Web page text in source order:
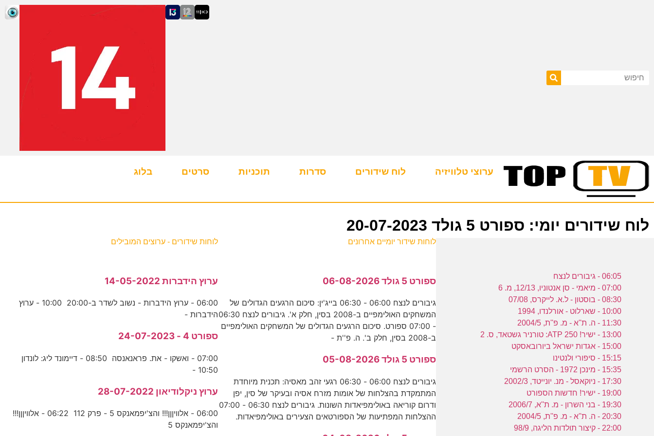
ערוצי טלוויזיה לוח שידורים סדרות תוכניות סרטים בלוג
לוח שידורים יומי: ספורט 5 גולד 20-07-2023
06:05 - גיבורים לנצח
07:00 - מיאמי - סן אנטוניו, 12/13, מ. 6
08:30 - בוסטון - ל.א. לייקרס, 07/08
10:00 - שארלוט - אורלנדו, 1994
11:30 - ה. ת''א - מ. פ''ת, 2004/5
13:00 - ישיר! ATP 250: טורניר גשטאד, ס. 2
15:00 - אגדות ישראל ביורובאסקט
15:15 - סיפורי ולנטינו
15:35 - מינכן 1972 - הסרט הרשמי
17:30 - ניוקאסל - מנ. יונייטד, 2002/3
19:00 - ישיר! חדשות הספורט
19:30 - בני השרון - מ. ת''א, 2006/7
20:30 - ה. ת''א - מ. פ''ת, 2004/5
22:00 - קיצור תולדות הליגה, 98/9
לוחות שידור יומיים אחרונים
ספורט 5 גולד 06-08-2026
גיבורים לנצח 06:00 - 06:30 בייג'ין: סיכום הרגעים הגדולים של
המשחקים האולימפיים ב-2008 בסין, חלק א'. גיבורים לנצח 06:30
- 07:00 ספורט. סיכום הרגעים הגדולים של המשחקים האולימפיים
ב-2008 בסין, חלק ב'. ה. פ''ת -
ספורט 5 גולד 05-08-2026
גיבורים לנצח 06:00 - 06:30 רגעי זהב מאסיה: תכנית מיוחדת
המתמקדת בהצלחות של אומות מזרח אסיה ובעיקר של סין, יפן
ודרום קוריאה באולימפיאדות השונות. גיבורים לנצח 06:30 - 07:00
ההצלחות המפתיעות של הספורטאים הצעירים באולימפיאדות.
לוחות שידורים - ערוצים המובילים
ערוץ הידברות 14-05-2022
06:00 - ערוץ הידברות - נשוב לשדר ב-20:00 10:00 - ערוץ
הידברות -
ספורט 4 - 24-07-2023
07:00 - ואשקו - את. פראנאנסה 08:50 - דיימונד ליג: לונדון
10:50 -
ערוץ ניקלודיאון 28-07-2022
06:00 - אלוויןןן!!! והצ'יפמאנקס 5 - פרק 112 06:22 - אלוויןןן!!!
והצ'יפמאנקס 5